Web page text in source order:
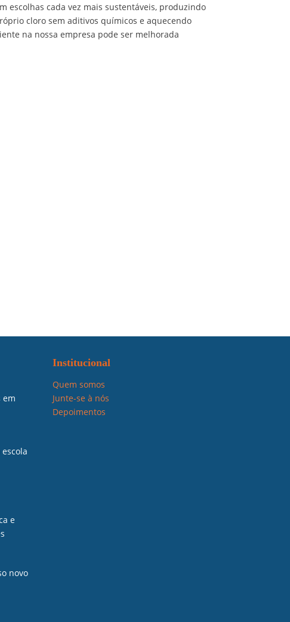
escolhas cada vez mais sustentáveis, produzindo
cloro sem aditivos químicos e aquecendo
na nossa empresa pode ser melhorada
em
e
novo
Institucional
Quem somos
Junte-se à nós
Depoimentos